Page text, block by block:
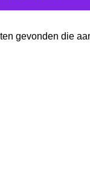
gevonden die